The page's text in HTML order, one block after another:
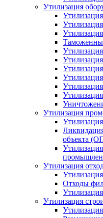
Утилизация
Утилизация
объекта
Утилизация
Отходы
Утилизация